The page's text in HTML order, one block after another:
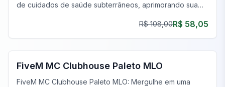
de cuidados de saúde subterrâneos, aprimorando sua
R$ 108,00R$ 58,05
FiveM Gangue MLO
FiveM MC Clubhouse Paleto MLO
FiveM MC Clubhouse Paleto MLO: Mergulhe em uma